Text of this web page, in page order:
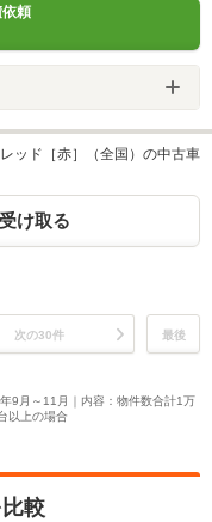
頼
ッド［赤］（全国）の中古車
け取る
次の30件 最後
9月～11月｜内容：物件数合計1万
以上の場合
較